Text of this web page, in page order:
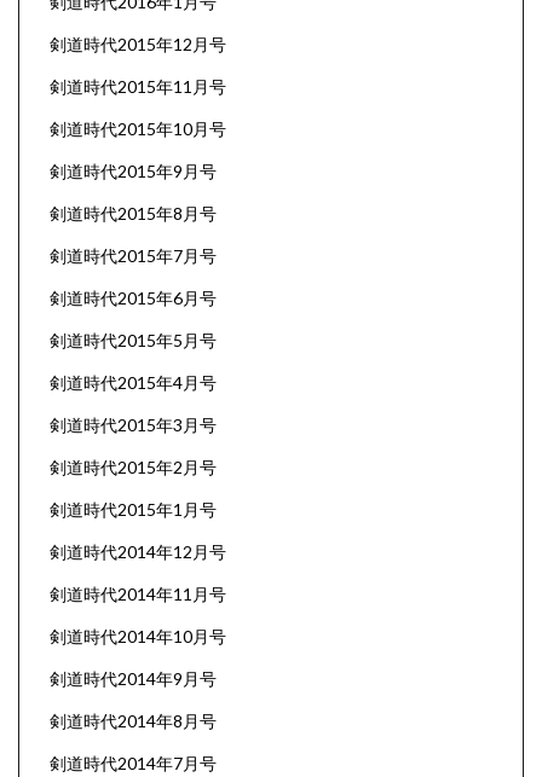
剣道時代2015年12月号
剣道時代2015年11月号
剣道時代2015年10月号
剣道時代2015年9月号
剣道時代2015年8月号
剣道時代2015年7月号
剣道時代2015年6月号
剣道時代2015年5月号
剣道時代2015年4月号
剣道時代2015年3月号
剣道時代2015年2月号
剣道時代2015年1月号
剣道時代2014年12月号
剣道時代2014年11月号
剣道時代2014年10月号
剣道時代2014年9月号
剣道時代2014年8月号
剣道時代2014年7月号